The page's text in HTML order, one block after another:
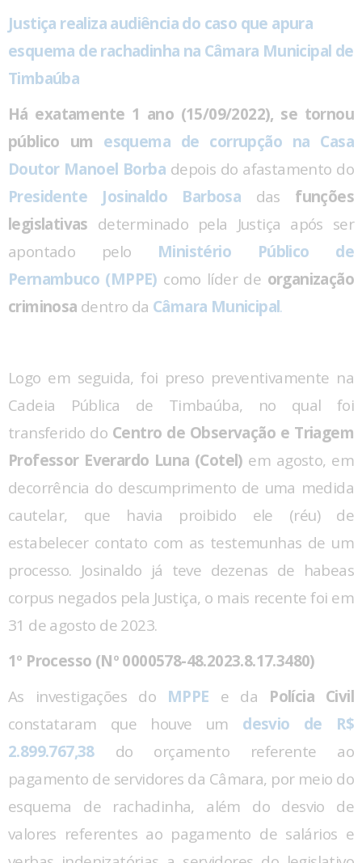
Justiça realiza audiência do caso que apura
esquema de rachadinha na Câmara Municipal de
Timbaúba
Há exatamente 1 ano (15/09/2022), se tornou
público um esquema de corrupção na Casa
Doutor Manoel Borba depois do afastamento do
Presidente Josinaldo Barbosa das funções
legislativas determinado pela Justiça após ser
apontado pelo Ministério Público de
Pernambuco (MPPE) como líder de organização
criminosa dentro da Câmara Municipal.
Logo em seguida, foi preso preventivamente na
Cadeia Pública de Timbaúba, no qual foi
transferido do Centro de Observação e Triagem
Professor Everardo Luna (Cotel) em agosto, em
decorrência do descumprimento de uma medida
cautelar, que havia proibido ele (réu) de
estabelecer contato com as testemunhas de um
processo. Josinaldo já teve dezenas de habeas
corpus negados pela Justiça, o mais recente foi em
31 de agosto de 2023.
1º Processo (Nº 0000578-48.2023.8.17.3480)
As investigações do MPPE e da Polícia Civil
constataram que houve um desvio de R$
2.899.767,38do orçamento referente ao
pagamento de servidores da Câmara, por meio do
esquema de rachadinha, além do desvio de
valores referentes ao pagamento de salários e